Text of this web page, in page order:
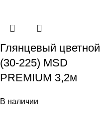
Глянцевый цветной
(30-225) MSD
PREMIUM 3,2м
В наличии